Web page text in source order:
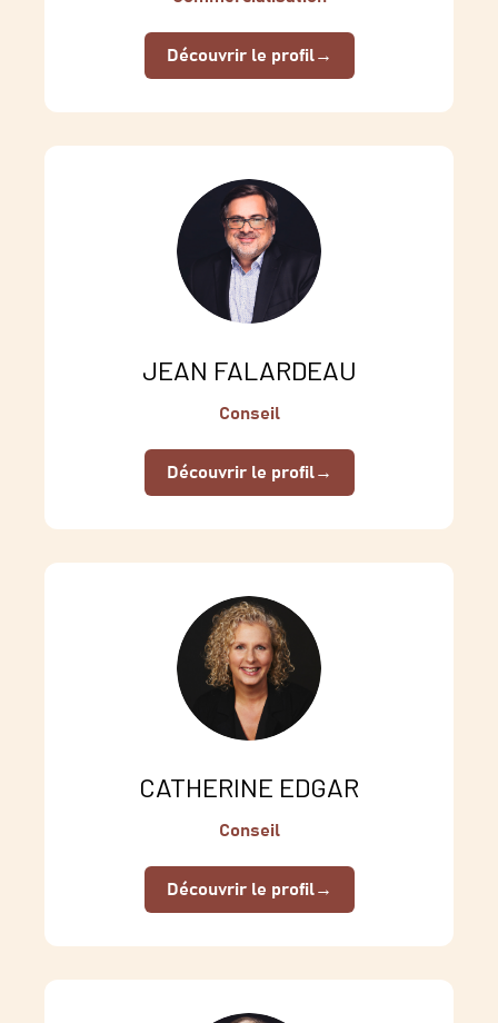
Découvrir le profil→
JEAN FALARDEAU
Conseil
Découvrir le profil→
CATHERINE EDGAR
Conseil
Découvrir le profil→